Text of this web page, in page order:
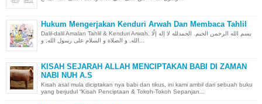
Hukum Mengerjakan Kenduri Arwah Dan Membaca Tahlil
Dalil-dalil Amalan Tahlil & Kenduri Arwah. بسم الله الرحمن الحيم. الحمدلله لا إله إلّا
KISAH SEJARAH ALLAH MENCIPTAKAN BABI DI ZAMAN
NABI NUH A.S
Kisah asal mula diciptakan nya babi dan tikus, ini kami ambil dari sebuah buku
yang berjudul “Kisah Penciptaan & Tokoh-Tokoh Sepanjan...